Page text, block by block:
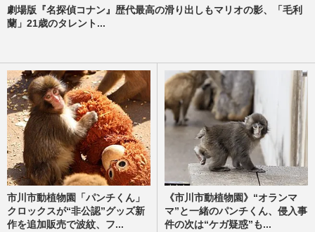
劇場版『名探偵コナン』歴代最高の滑り出しもマリオの影、「毛利
蘭」21歳のタレント...
市川市動植物園「パンチくん」
クロックスが“非公認”グッズ新
作を追加販売で波紋、フ...
《市川市動植物園》“オランマ
マ”と一緒のパンチくん、侵入事
件の次は“ケガ疑惑”も...